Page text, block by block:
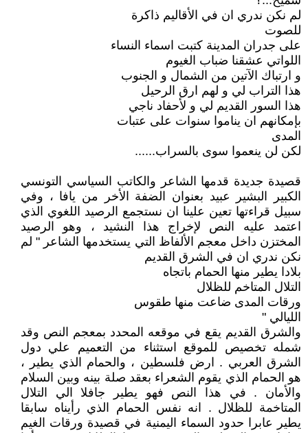
لم نكن ندري ان في الأقاليم ذاكرة
للصوت
على جدران المدينة كتبت اسماء النساء
اللواتي عشقنا ضباب الغيوم
و ارتباك الآتين من الشمال و الجنوب
هذا التراب لي و لهم ارق الرحيل
هذا السور القديم لي و لأحفاد ناجي
بإمكانهم ان يناموا سنوات على عتبات
المدى
لكن لن ينعموا سوى بالسراب......
قصيدة جديدة قدمها الشاعر والكاتب السياسي التونسي
الكبير البشير عبيد بعنوان الضفة الأخر من يافا ، وفي
سبيل قراءتها تعين علينا ان نستجمع الرصيد اللغوي الذي
اعتمد عليه النص لإخراج هذا النشيد ، وهو الرصيد
المختزن داخل معجم الألفاظ التي يستخدمها الشاعر " لم
نكن ندري ان في الشرق القديم
بلادا يطير منها الحمام باتجاه
التلال المتاخم للظلال
ورقات المدى ضاعت منها طقوس
الليالي "
والشرق القديم يقع في موقعه المحدد بمعجم النص وقد
شمله تخصيص للموقع استثناء من التعميم علي دول
الشرق العربي . ارض فلسطين ، والحمام الذي يطير ،
هو الحمام الذي يقوم الشعراء بعقد صلة بينه وبين السلام
والأمان . في هذا النص فهو يطير جافلا الي التلال
المتاخمة للظلال . انه نفس الحمام الذي رأيناه سابقا
يطير عابرا حدود السماء اليمنية في قصيدة ورقات الغيم